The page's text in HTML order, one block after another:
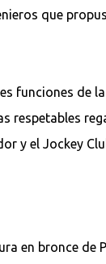
que
funciones de
respetables
y el Jockey
en bronce de